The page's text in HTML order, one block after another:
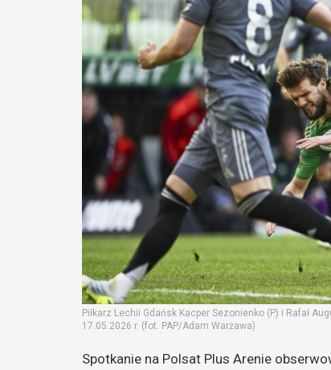
Piłkarz Lechii Gdańsk Kacper Sezonienko (P) i Rafał
17.05.2026 r. (fot. PAP/Adam Warżawa)
Spotkanie na Polsat Plus Arenie